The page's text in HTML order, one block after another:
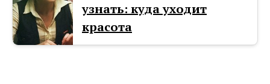
узнать: куда уходит
красота